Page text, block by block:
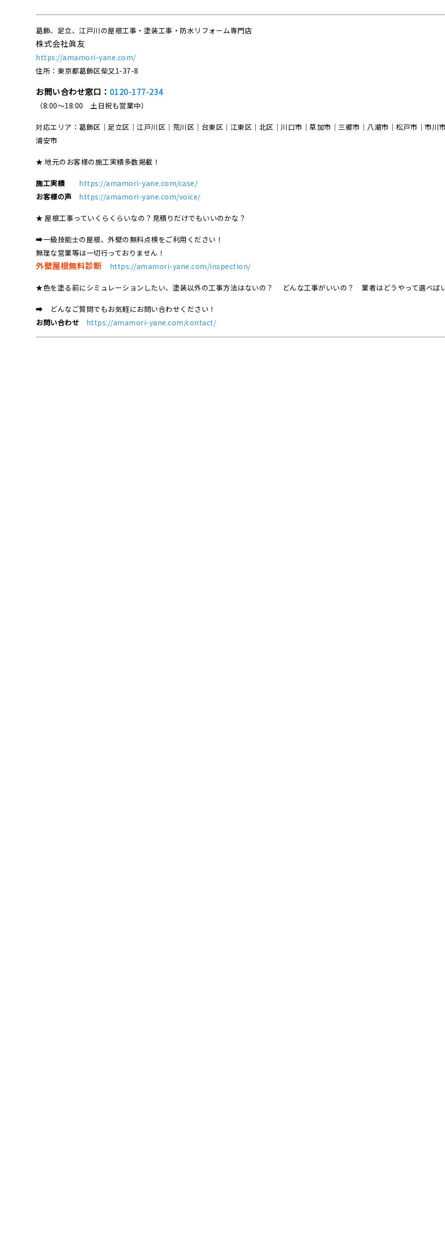
葛飾、足立、江戸川の屋根工事・塗装工事・防水リフォーム専門店
株式会社眞友
https://amamori-yane.com/
住所：東京都葛飾区柴又1-37-8
お問い合わせ窓口： 0120-177-234
（8:00～18:00 土日祝も営業中）
対応エリア：葛飾区｜足立区｜江戸川区｜荒川区｜台東区｜江東区｜北区｜川口市｜草加市｜三郷市｜八潮市｜松⼾市｜市川
浦安市
★ 地元のお客様の施工実績多数掲載！
施工実績
https://amamori-yane.com/case/
お客様の声
https://amamori-yane.com/voice/
★ 屋根工事っていくらくらいなの？見積りだけでもいいのかな？
➡一級技能士の屋根、外壁の無料点検をご利用ください！
無理な営業等は一切行っておりません！
外壁屋根無料診断 https://amamori-yane.com/inspection/
★色を塗る前にシミュレーションしたい、塗装以外の工事方法はないの？ どんな工事がいいの？ 業者はどうやって選べば
➡ どんなご質問でもお気軽にお問い合わせください！
お問い合わせ
https://amamori-yane.com/contact/